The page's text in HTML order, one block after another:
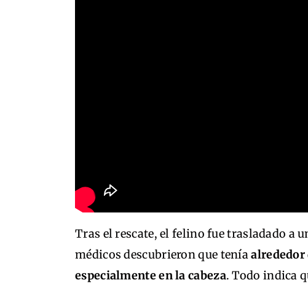
Tras el rescate, el felino fue trasladado a
médicos descubrieron que teníaalrededor
especialmente en la cabeza. Todo indica